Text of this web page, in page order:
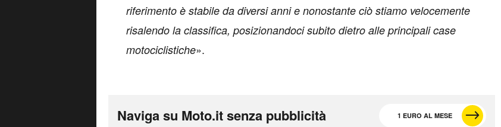
riferimento è stabile da diversi anni e nonostante ciò stiamo velocemente
risalendo la classifica, posizionandoci subito dietro alle principali case
motociclistiche».
Naviga su Moto.it senza pubblicità 1 EURO AL MESE